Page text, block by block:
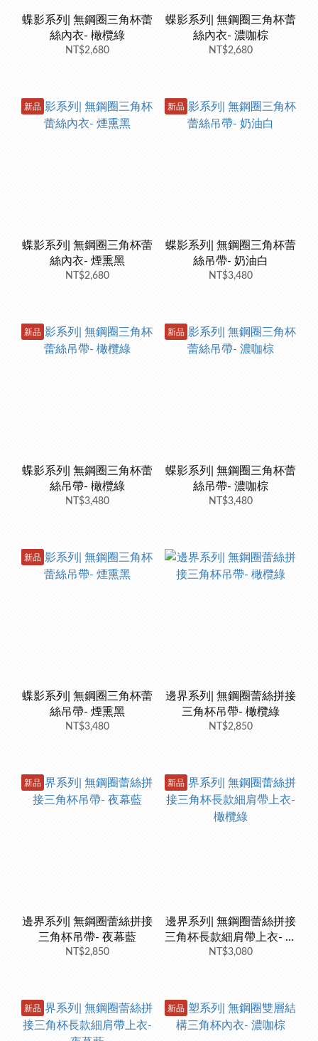
蝶影系列| 無鋼圈三角杯蕾
絲內衣- 橄欖綠
NT$2,680
蝶影系列| 無鋼圈三角杯蕾
絲內衣- 濃咖棕
NT$2,680
新品
蝶影系列| 無鋼圈三角杯蕾
絲內衣- 煙熏黑
NT$2,680
新品
蝶影系列| 無鋼圈三角杯蕾
絲吊帶- 奶油白
NT$3,480
新品
蝶影系列| 無鋼圈三角杯蕾
絲吊帶- 橄欖綠
NT$3,480
新品
蝶影系列| 無鋼圈三角杯蕾
絲吊帶- 濃咖棕
NT$3,480
新品
蝶影系列| 無鋼圈三角杯蕾
絲吊帶- 煙熏黑
NT$3,480
邊界系列| 無鋼圈蕾絲拼接
三角杯吊帶- 橄欖綠
NT$2,850
新品
邊界系列| 無鋼圈蕾絲拼接
三角杯吊帶- 夜幕藍
NT$2,850
新品
邊界系列| 無鋼圈蕾絲拼接
三角杯長款細肩帶上衣- 橄
欖綠
NT$3,080
新品 新品